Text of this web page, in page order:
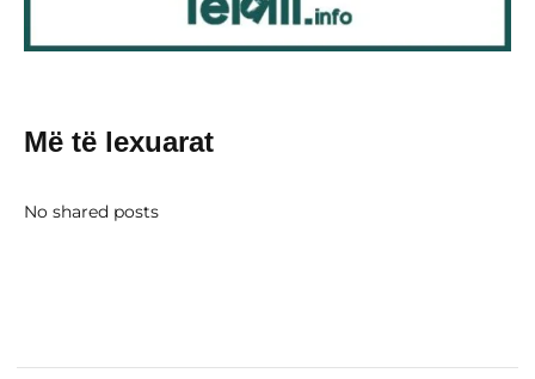
Më të lexuarat
No shared posts